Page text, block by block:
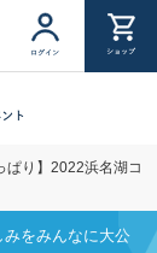
ログイン ショップ
ト
ぱり】2022浜名湖コ
をみんなに大公